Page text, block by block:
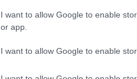
I want to allow Google to enable
or app.
I want to allow Google to enable
hogy
l